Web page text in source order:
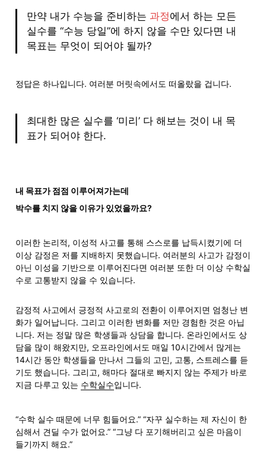
만약 내가 수능을 준비하는 과정에서 하는 모든
실수를 “수능 당일”에 하지 않을 수만 있다면 내
목표는 무엇이 되어야 될까?
정답은 하나입니다. 여러분 머릿속에서도 떠올랐을 겁니다.
최대한 많은 실수를 ‘미리’ 다 해보는 것이 내 목
표가 되어야 한다.
내 목표가 점점 이루어져가는데
박수를 치지 않을 이유가 있었을까요?
이러한 논리적, 이성적 사고를 통해 스스로를 납득시켰기에 더
이상 감정은 저를 지배하지 못했습니다. 여러분의 사고가 감정이
아닌 이성을 기반으로 이루어진다면 여러분 또한 더 이상 수학실
수로 고통받지 않을 수 있습니다.
감정적 사고에서 긍정적 사고로의 전환이 이루어지면 엄청난 변
화가 일어납니다. 그리고 이러한 변화를 저만 경험한 것은 아닙
니다. 저는 정말 많은 학생들과 상담을 합니다. 온라인에서도 상
담을 많이 해왔지만, 오프라인에서도 매일 10시간에서 많게는
14시간 동안 학생들을 만나서 그들의 고민, 고통, 스트레스를 듣
기도 했습니다. 그리고, 해마다 절대로 빠지지 않는 주제가 바로
지금 다루고 있는 수학실수입니다.
“수학 실수 때문에 너무 힘들어요.” “자꾸 실수하는 제 자신이 한
심해서 견딜 수가 없어요.” “그냥 다 포기해버리고 싶은 마음이
들기까지 해요.”